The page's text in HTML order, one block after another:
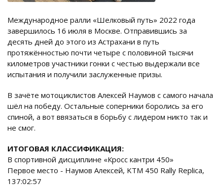
Международное ралли «Шелковый путь» 2022 года
завершилось 16 июля в Москве. Отправившись за
десять дней до этого из Астрахани в путь
протяжённостью почти четыре с половиной тысячи
километров участники гонки с честью выдержали все
испытания и получили заслуженные призы.
В зачёте мотоциклистов Алексей Наумов с самого начала
шёл на победу. Остальные соперники боролись за его
спиной, а вот ввязаться в борьбу с лидером никто так и
не смог.
ИТОГОВАЯ КЛАССИФИКАЦИЯ:
В спортивной дисциплине «Кросс кантри 450»
Первое место - Наумов Алексей, KTM 450 Rally Replica,
137:02:57